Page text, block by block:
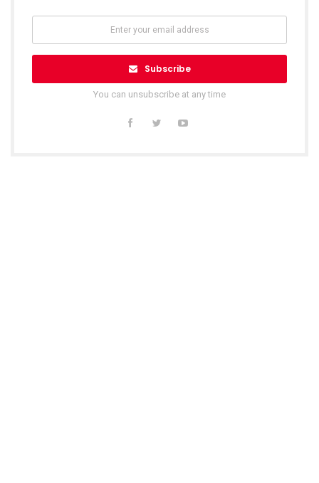
Subscribe
You can unsubscribe at any time